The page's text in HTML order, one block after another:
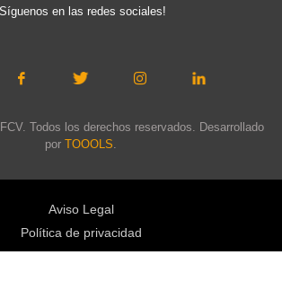
en las redes sociales!
Todos los derechos reservados. Desarrollado
por TOOOLS
Aviso Legal
Política de privacidad
Política de cookies